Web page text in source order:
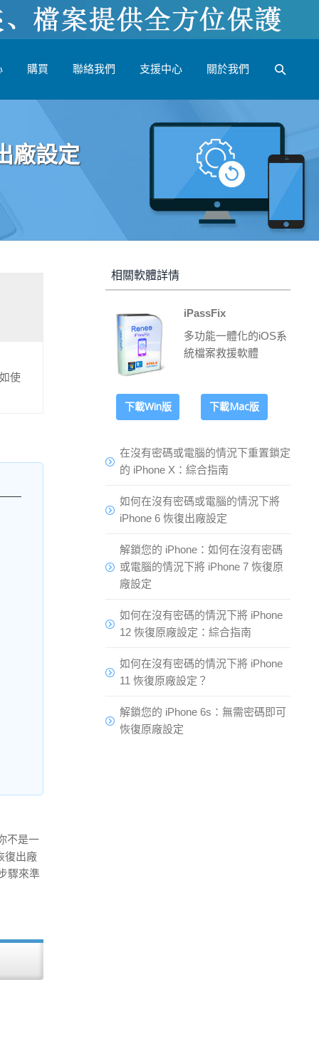
購買 聯絡我們 支援中心 關於我們
廠設定
使
不是一
復出廠
驟來準
相關軟體詳情
iPassFix
多功能一體化的iOS系
統檔案救援軟體
下載Win版 下載Mac版
在沒有密碼或電腦的情況下重置鎖定
的 iPhone X：綜合指南
如何在沒有密碼或電腦的情況下將
iPhone 6 恢復出廠設定
解鎖您的 iPhone：如何在沒有密碼
或電腦的情況下將 iPhone 7 恢復原
廠設定
如何在沒有密碼的情況下將 iPhone
12 恢復原廠設定：綜合指南
如何在沒有密碼的情況下將 iPhone
11 恢復原廠設定？
解鎖您的 iPhone 6s：無需密碼即可
恢復原廠設定